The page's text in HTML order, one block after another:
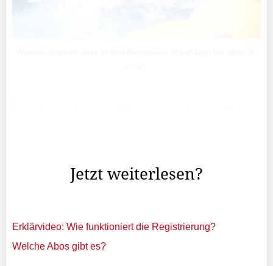
Jetzt weiterlesen?
Erklärvideo: Wie funktioniert die Registrierung?
Welche Abos gibt es?